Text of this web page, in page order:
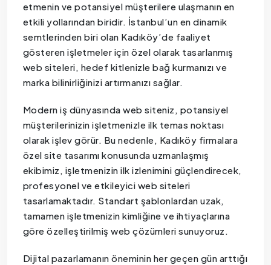
etmenin ve potansiyel müşterilere ulaşmanın en
etkili yollarından biridir. İstanbul’un en dinamik
semtlerinden biri olan Kadıköy’de faaliyet
gösteren işletmeler için özel olarak tasarlanmış
web siteleri, hedef kitlenizle bağ kurmanızı ve
marka bilinirliğinizi artırmanızı sağlar.
Modern iş dünyasında web siteniz, potansiyel
müşterilerinizin işletmenizle ilk temas noktası
olarak işlev görür. Bu nedenle, Kadıköy firmalara
özel site tasarımı konusunda uzmanlaşmış
ekibimiz, işletmenizin ilk izlenimini güçlendirecek,
profesyonel ve etkileyici web siteleri
tasarlamaktadır. Standart şablonlardan uzak,
tamamen işletmenizin kimliğine ve ihtiyaçlarına
göre özelleştirilmiş web çözümleri sunuyoruz.
Dijital pazarlamanın öneminin her geçen gün arttığı